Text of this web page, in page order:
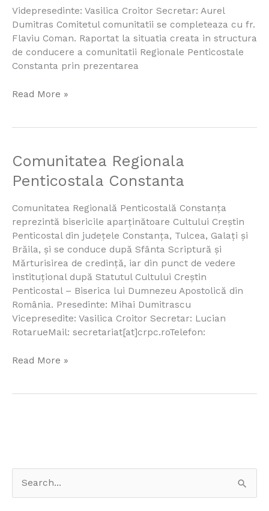
Videpresedinte: Vasilica Croitor Secretar: Aurel
Dumitras Comitetul comunitatii se completeaza cu fr.
Flaviu Coman. Raportat la situatia creata in structura
de conducere a comunitatii Regionale Penticostale
Constanta prin prezentarea
Read More »
Comunitatea Regionala
Penticostala Constanta
Comunitatea Regională Penticostală Constanţa
reprezintă bisericile aparținătoare Cultului Creştin
Penticostal din judeţele Constanţa, Tulcea, Galaţi și
Brăila, și se conduce după Sfânta Scriptură și
Mărturisirea de credinţă, iar din punct de vedere
instituţional după Statutul Cultului Creștin
Penticostal – Biserica lui Dumnezeu Apostolică din
România. Presedinte: Mihai Dumitrascu
Vicepresedite: Vasilica Croitor Secretar: Lucian
RotarueMail: secretariat[at]crpc.roTelefon:
Comunitatea
Penticostala
Read More »